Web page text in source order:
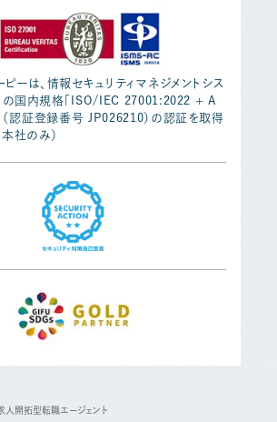
ーは、情報セキュリティマネジメントシス
の国内規格「ISO/IEC 27001:2022 + A
認証登録番号 JP026210）の認証を取得
本社のみ）
人開拓型転職エージェント